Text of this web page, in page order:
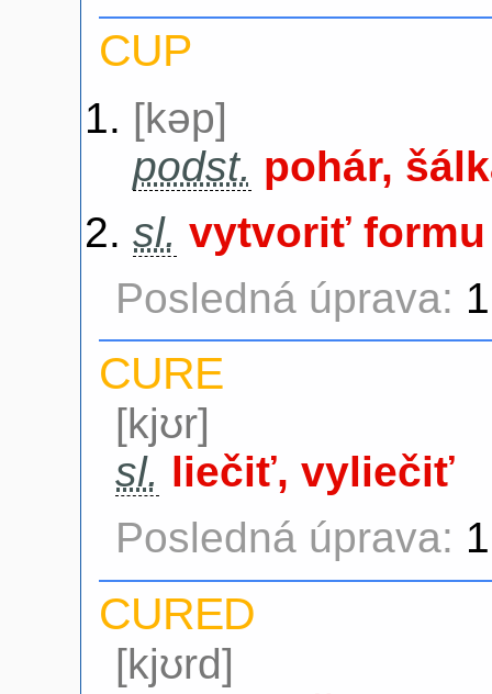
CUP
[kəp]
podst. pohár,
sl. vytvoriť formu
Posledná úprava:
CURE
[kjʊr]
sl. liečiť, vyliečiť
Posledná úprava:
CURED
[kjʊrd]